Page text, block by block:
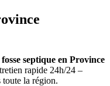
septique en Province
rapide 24h/24 –
la région.